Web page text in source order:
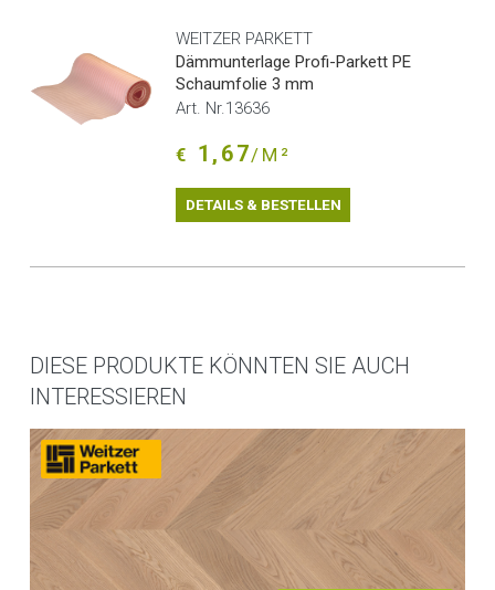
WEITZER PARKETT
Dämmunterlage Profi-Parkett PE
Schaumfolie 3 mm
Art. Nr.13636
€ 1,67/M²
DETAILS & BESTELLEN
DIESE PRODUKTE KÖNNTEN SIE AUCH
INTERESSIEREN